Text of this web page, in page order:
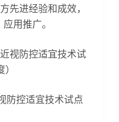
先进经验和成效，
用推广。
视防控适宜技术试
控适宜技术试点